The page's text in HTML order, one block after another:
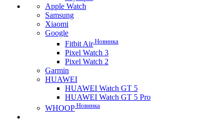
Apple Watch
Samsung
Xiaomi
Google
Fitbit AirНовинка
Pixel Watch 3
Pixel Watch 2
Garmin
HUAWEI
HUAWEI Watch GT 5
HUAWEI Watch GT 5 Pro
WHOOP Новинка